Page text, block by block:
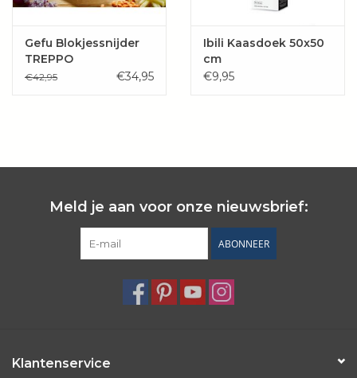
Gefu Blokjessnijder
TREPPO
€42,95 €34,95
Ibili Kaasdoek 50x50
cm
€9,95
Meld je aan voor onze nieuwsbrief:
ABONNEER
Klantenservice